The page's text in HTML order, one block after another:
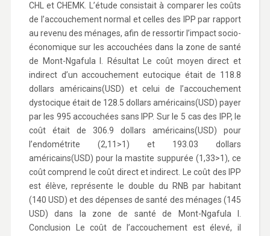
CHL et CHEMK. L’étude consistait à comparer les coûts
de l’accouchement normal et celles des IPP par rapport
au revenu des ménages, afin de ressortir l’impact socio-
économique sur les accouchées dans la zone de santé
de Mont-Ngafula I. Résultat Le coût moyen direct et
indirect d’un accouchement eutocique était de 118.8
dollars américains(USD) et celui de l’accouchement
dystocique était de 128.5 dollars américains(USD) payer
par les 995 accouchées sans IPP. Sur le 5 cas des IPP, le
coût était de 306.9 dollars américains(USD) pour
l’endométrite (2,11>1) et 193.03 dollars
américains(USD) pour la mastite suppurée (1,33>1), ce
coût comprend le coût direct et indirect. Le coût des IPP
est élève, représente le double du RNB par habitant
(140 USD) et des dépenses de santé des ménages (145
USD) dans la zone de santé de Mont-Ngafula I.
Conclusion Le coût de l’accouchement est élevé, il